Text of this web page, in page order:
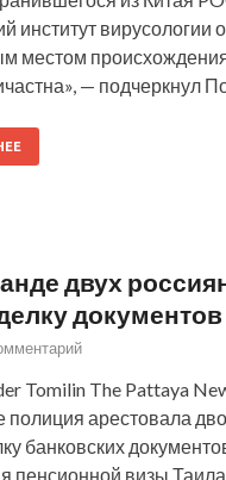
институт вирусологии
местом
— подчеркнул
двух
документов
Tomilin The Pattaya
полиция арестовала
банковских
пенсионной визы